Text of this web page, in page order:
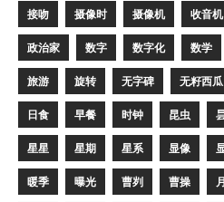
接吻 摄像时 摄像机 收音机
政治家 数字 数字化 数学
旅游 旋转 无字碑 无籽西瓜
日食 早餐 时钟 昆虫
星星 星期 星系 显像
暖季 曝光 曹刿 曹操